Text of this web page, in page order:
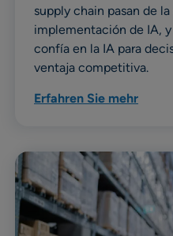
supply chain pasan de
implementación de IA,
confía en la IA para
ventaja competitiva.
Erfahren Sie mehr